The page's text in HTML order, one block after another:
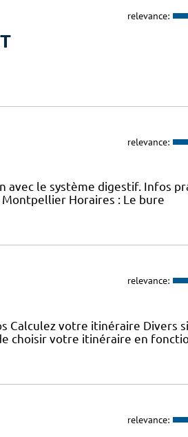
relevance:
relevance:
avec le système digestif. Infos
Horaires : Le bure
relevance:
Calculez votre itinéraire Divers
choisir votre itinéraire en
relevance: